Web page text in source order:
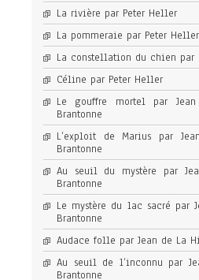
La rivière par Peter Heller
La pommeraie par Peter Heller
La constellation du chien par
Céline par Peter Heller
Le gouffre mortel par
Brantonne
L’exploit de Marius par
Brantonne
Au seuil du mystère par
Brantonne
Le mystère du lac sacré par
Brantonne
Audace folle par Jean de La
Au seuil de l’inconnu par
Brantonne